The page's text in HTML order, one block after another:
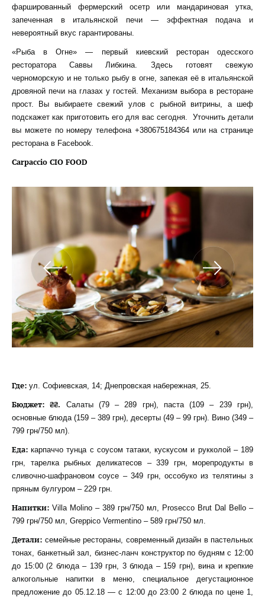
фаршированный фермерский осетр или мандариновая утка,
запеченная в итальянской печи — эффектная подача и
невероятный вкус гарантированы.
«Рыба в Огне» — первый киевский ресторан одесского
ресторатора Саввы Либкина. Здесь готовят свежую
черноморскую и не только рыбу в огне, запекая её в итальянской
дровяной печи на глазах у гостей. Механизм выбора в ресторане
прост. Вы выбираете свежий улов с рыбной витрины, а шеф
подскажет как приготовить его для вас сегодня. Уточнить детали
вы можете по номеру телефона +380675184364 или на странице
ресторана в Facebook.
Carpaccio CIO FOOD
Где: ул. Софиевская, 14; Днепровская набережная, 25.
Бюджет: ₴₴. Салаты (79 – 289 грн), паста (109 – 239 грн),
основные блюда (159 – 389 грн), десерты (49 – 99 грн). Вино (349 –
799 грн/750 мл).
Еда: карпаччо тунца с соусом татаки, кускусом и рукколой – 189
грн, тарелка рыбных деликатесов – 339 грн, морепродукты в
сливочно-шафрановом соусе – 349 грн, оссобуко из телятины з
пряным булгуром – 229 грн.
Напитки: Villa Molino – 389 грн/750 мл, Prosecco Brut Dal Bello –
799 грн/750 мл, Greppico Vermentino – 589 грн/750 мл.
Детали: семейные рестораны, современный дизайн в пастельных
тонах, банкетный зал, бизнес-ланч конструктор по будням с 12:00
до 15:00 (2 блюда – 139 грн, 3 блюда – 159 грн), вина и крепкие
алкогольные напитки в меню, специальное дегустационное
предложение до 05.12.18 — с 12:00 до 23:00 2 блюда по цене 1,